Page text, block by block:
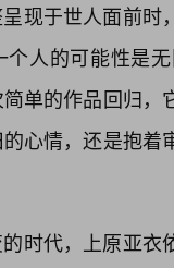
现于世人面前
个人的可能性是
单的作品回归
心情，还是抱
时代，上原亚衣